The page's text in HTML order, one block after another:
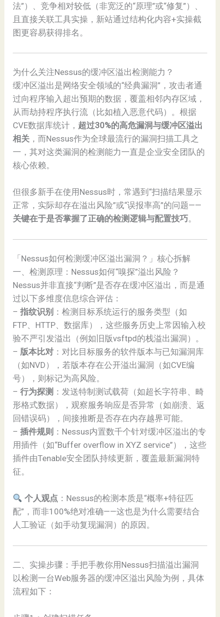
法”）、竞争相对较低（非宽泛的“原理”或“修复”）、
且直接关联工具实操，新站通过结构化内容+实操截
图更容易获得排名。
为什么关注Nessus的缓冲区溢出检测能力？
缓冲区溢出是网络安全领域的“经典漏洞”，攻击者通
过向程序输入超出预期的数据，覆盖相邻内存区域，
从而劫持程序执行流（比如植入恶意代码）。根据
CVE数据库统计， 超过30%的高危漏洞与缓冲区溢出
相关 ，而Nessus作为全球最流行的漏洞扫描工具之
一，其对这类漏洞的检测能力一直是企业安全团队的
核心依赖。
但很多新手在使用Nessus时，常遇到“扫描结果显示
正常，实际却存在溢出风险”或“误报率高”的问题——
关键在于是否掌握了正确的检测逻辑与配置技巧。
「Nessus如何检测缓冲区溢出漏洞？」核心拆解
一、检测原理：Nessus如何“嗅探”溢出风险？
Nessus并非直接“判断”是否存在缓冲区溢出，而是通
过以下多维度信息综合评估：
–指纹识别 ：检测目标系统运行的服务类型（如
FTP、HTTP、数据库），这些服务历史上常因输入校
验不严引发溢出（例如旧版vsftpd的栈溢出漏洞）。
– 版本比对 ：对比目标服务的软件版本与已知漏洞库
（如NVD），若版本存在公开溢出漏洞（如CVE编
号），则标记为高风险。
–行为探测 ：发送特制测试载荷（如超长字符串、畸
形格式数据），观察服务响应是否异常（如崩溃、返
回错误码），间接推断是否存在内存越界可能。
–插件规则 ：Nessus内置数千个针对缓冲区溢出的专
用插件（如“Buffer overflow in XYZ service”），这些
插件由Tenable安全团队持续更新，覆盖最新漏洞特
征。
个人观点 ：Nessus的检测本质是“概率+特征匹
配”，而非100%绝对准确——这也是为什么需要结合
人工验证（如手动复现漏洞）的原因。
二、实操步骤：手把手教你用Nessus扫描溢出漏洞
以检测一台Web服务器的缓冲区溢出风险为例，具体
流程如下：